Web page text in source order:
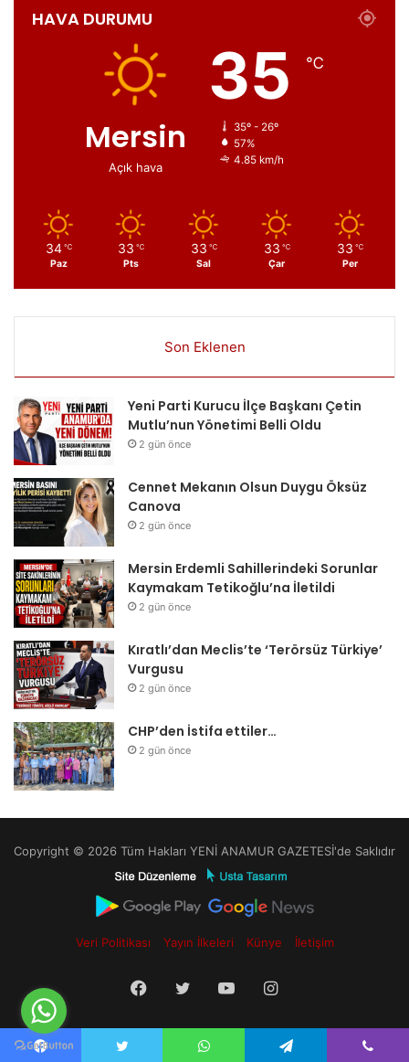
HAVA DURUMU
Mersin
Açık hava
35 ℃
35º - 26º
57%
4.85 km/h
34 ℃
Paz
33 ℃
Pts
33 ℃
Sal
33 ℃
Çar
33 ℃
Per
Son Eklenen
Yeni Parti Kurucu İlçe Başkanı Çetin
Mutlu’nun Yönetimi Belli Oldu
2 gün önce
Cennet Mekanın Olsun Duygu Öksüz
Canova
2 gün önce
Mersin Erdemli Sahillerindeki Sorunlar
Kaymakam Tetikoğlu’na İletildi
2 gün önce
Kıratlı’dan Meclis’te ‘Terörsüz Türkiye’
Vurgusu
2 gün önce
CHP’den İstifa ettiler…
2 gün önce
Copyright © 2026 Tüm Hakları YENİ ANAMUR GAZETESİ'de Saklıdır
Veri Politikası Yayın İlkeleri Künye İletişim
Facebook
TwitterYouTubeInstagram